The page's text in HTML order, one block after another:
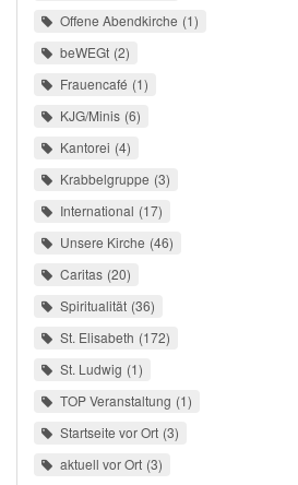
Offene Abendkirche 1
beWEGt 2
Frauencafé 1
KJG/Minis 6
Kantorei 4
Krabbelgruppe 3
International 17
Unsere Kirche 46
Caritas 20
Spiritualität 36
St. Elisabeth 172
St. Ludwig 1
TOP Veranstaltung 1
Startseite vor Ort 3
aktuell vor Ort 3